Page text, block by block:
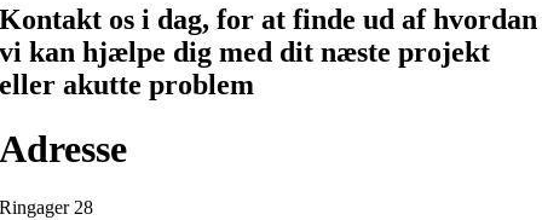
Kontakt os i dag, for at finde ud af hvordan
vi kan hjælpe dig med dit næste projekt
eller akutte problem
Adresse
Ringager 28